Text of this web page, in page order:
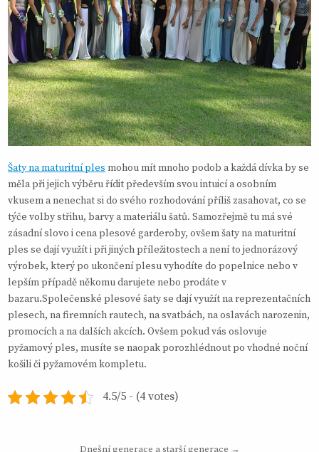
Šaty na maturitní ples mohou mít mnoho podob a každá dívka by se
měla při jejich výběru řídit především svou intuicí a osobním
vkusem a nenechat si do svého rozhodování příliš zasahovat, co se
týče volby střihu, barvy a materiálu šatů. Samozřejmě tu má své
zásadní slovo i cena plesové garderoby, ovšem šaty na maturitní
ples se dají využít i při jiných příležitostech a není to jednorázový
výrobek, který po ukončení plesu vyhodíte do popelnice nebo v
lepším případě někomu darujete nebo prodáte v
bazaru.Společenské plesové šaty se dají využít na reprezentačních
plesech, na firemních rautech, na svatbách, na oslavách narozenin,
promocích a na dalších akcích. Ovšem pokud vás oslovuje
pyžamový ples, musíte se naopak porozhlédnout po vhodné noční
košili či pyžamovém kompletu.
4.5/5 - (4 votes)
Dnešní generace a starší generace →